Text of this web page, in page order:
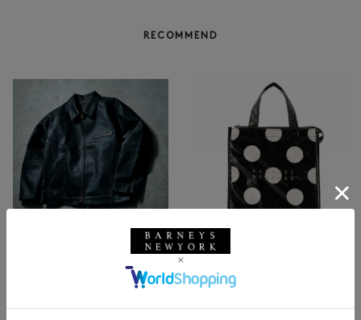
RECOMMEND
BARNEYS NEW YORK by ANC
NEW
BARNEYS NEW YORK
ロゴ入りPVC保冷トートバッ